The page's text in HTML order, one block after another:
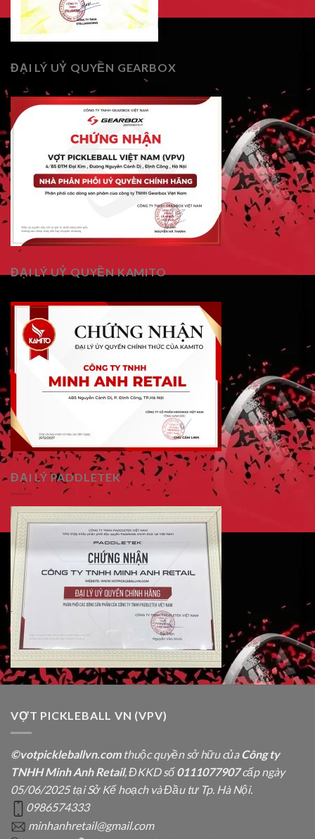
ĐẠI LÝ UỶ QUYỀN GEARBOX
ĐẠI LÝ UỶ QUYỀN KAMITO
ĐẠI LÝ PADDLETEK
VỢT PICKLEBALL VN (VPV)
©votpickleballvn.comthuộc quyền sở hữu củaCông ty
TNHH Minh Anh Retail, ĐKKD số0111077907cấp ngày
05/06/2025 tại Sở Kế hoạch và Đầu tư Tp. Hà Nội.
0986574333
minhanhretail@gmail.com